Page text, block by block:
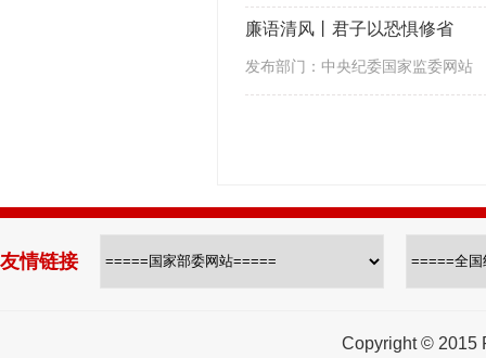
廉语清风丨君子以恐惧修省
发布部门：中央纪委国家监委网站
友情链接
Copyright © 2015